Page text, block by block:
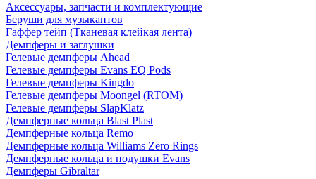
Аксессуары, запчасти и комплектующие
Беруши для музыкантов
Гаффер тейп (Тканевая клейкая лента)
Демпферы и заглушки
Гелевые демпферы Ahead
Гелевые демпферы Evans EQ Pods
Гелевые демпферы Kingdo
Гелевые демпферы Moongel (RTOM)
Гелевые демпферы SlapKlatz
Демпферные кольца Blast Plast
Демпферные кольца Remo
Демпферные кольца Williams Zero Rings
Демпферные кольца и подушки Evans
Демпферы Gibraltar